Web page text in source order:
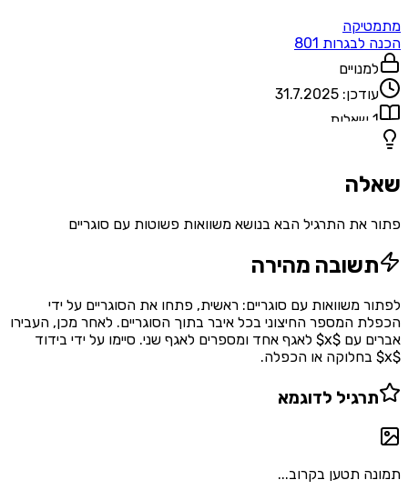
מתמטיקה
הכנה לבגרות 801
למנויים
עודכן: 31.7.2025
1 שאלות
שאלה
פתור את התרגיל הבא בנושא משוואות פשוטות עם סוגריים
תשובה מהירה
לפתור משוואות עם סוגריים: ראשית, פתחו את הסוגריים על ידי
הכפלת המספר החיצוני בכל איבר בתוך הסוגריים. לאחר מכן, העבירו
אברים עם $x$ לאגף אחד ומספרים לאגף שני. סיימו על ידי בידוד
$x$ בחלוקה או הכפלה.
תרגיל לדוגמא
תמונה תטען בקרוב...